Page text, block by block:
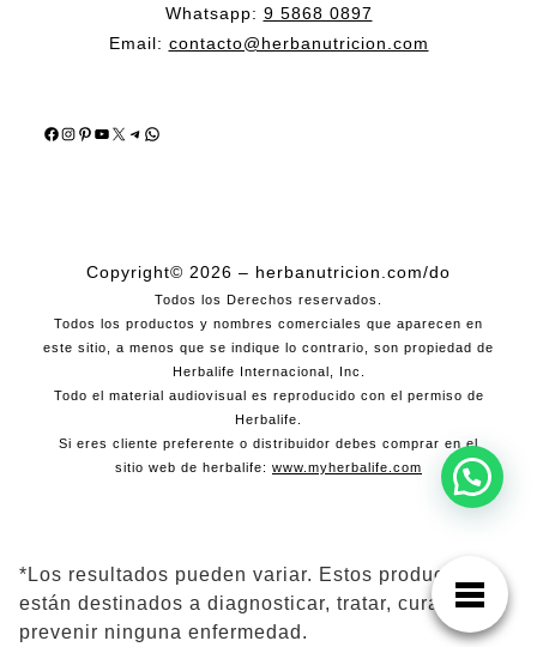
Whatsapp: 9 5868 0897
Email: contacto@herbanutricion.com
Facebook
Instagram
Pinterest
YouTube
X Telegram
WhatsApp
Copyright© 2026 – herbanutricion.com/do
Todos los Derechos reservados.
Todos los productos y nombres comerciales que aparecen en
este sitio, a menos que se indique lo contrario, son propiedad de
Herbalife Internacional, Inc.
Todo el material audiovisual es reproducido con el permiso de
Herbalife.
Si eres cliente preferente o distribuidor debes comprar en el
sitio web de herbalife: www.myherbalife.com
*Los resultados pueden variar. Estos productos no
están destinados a diagnosticar, tratar, curar ni
prevenir ninguna enfermedad.